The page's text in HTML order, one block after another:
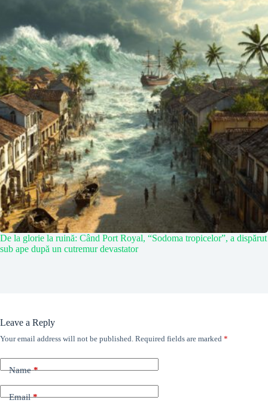
De la glorie la ruină: Când Port Royal, “Sodoma tropicelor”, a dispărut
sub ape după un cutremur devastator
Leave a Reply
Your email address will not be published. Required fields are marked *
Name*
Email*